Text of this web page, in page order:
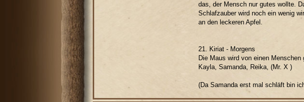
das, der Mensch nur gutes wollte.
Schlafzauber wird noch ein wenig
an den leckeren Apfel.
21. Kiriat - Morgens
Die Maus wird von einen
Kayla, Samanda, Reika, (Mr. X )
(Da Samanda erst mal schläft bin